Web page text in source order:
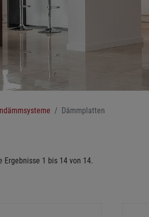
Dämmplatten
Ergebnisse 1 bis 14 von 14.